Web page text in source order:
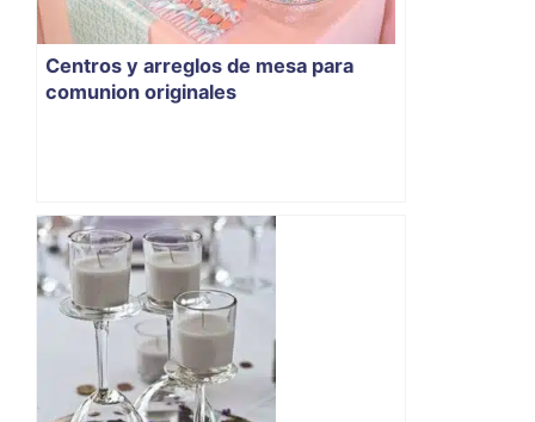
Centros y arreglos de mesa para
comunion originales